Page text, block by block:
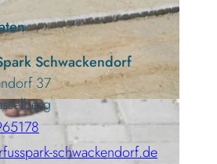
Schwackendorf
37
schwackendorf.de